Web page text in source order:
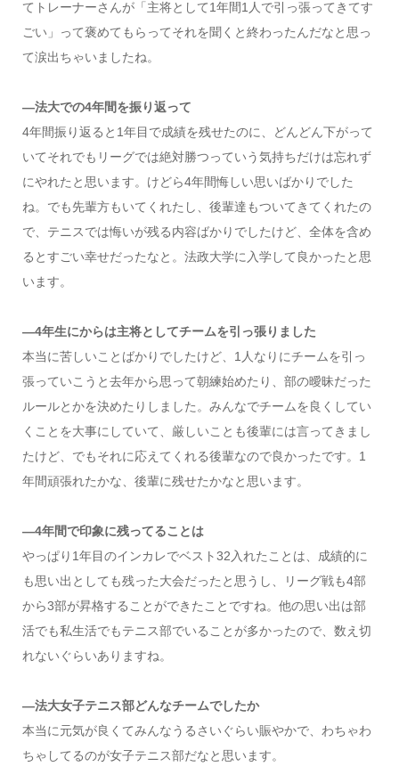
てトレーナーさんが「主将として1年間1人で引っ張ってきてす
ごい」って褒めてもらってそれを聞くと終わったんだなと思っ
て涙出ちゃいましたね。
―法大での4年間を振り返って
4年間振り返ると1年目で成績を残せたのに、どんどん下がって
いてそれでもリーグでは絶対勝つっていう気持ちだけは忘れず
にやれたと思います。けどら4年間悔しい思いばかりでした
ね。でも先輩方もいてくれたし、後輩達もついてきてくれたの
で、テニスでは悔いが残る内容ばかりでしたけど、全体を含め
るとすごい幸せだったなと。法政大学に入学して良かったと思
います。
―4年生にからは主将としてチームを引っ張りました
本当に苦しいことばかりでしたけど、1人なりにチームを引っ
張っていこうと去年から思って朝練始めたり、部の曖昧だった
ルールとかを決めたりしました。みんなでチームを良くしてい
くことを大事にしていて、厳しいことも後輩には言ってきまし
たけど、でもそれに応えてくれる後輩なので良かったです。1
年間頑張れたかな、後輩に残せたかなと思います。
―4年間で印象に残ってることは
やっぱり1年目のインカレでベスト32入れたことは、成績的に
も思い出としても残った大会だったと思うし、リーグ戦も4部
から3部が昇格することができたことですね。他の思い出は部
活でも私生活でもテニス部でいることが多かったので、数え切
れないぐらいありますね。
―法大女子テニス部どんなチームでしたか
本当に元気が良くてみんなうるさいぐらい賑やかで、わちゃわ
ちゃしてるのが女子テニス部だなと思います。